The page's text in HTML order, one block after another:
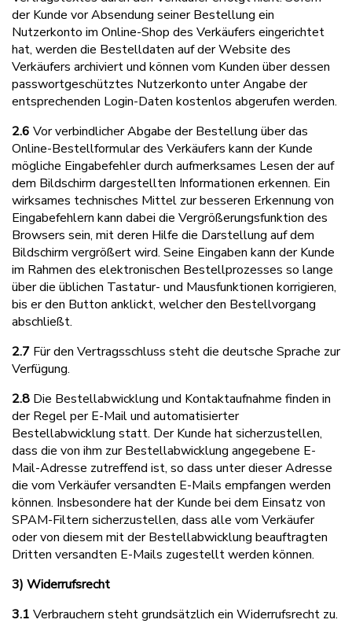
der Kunde vor Absendung seiner Bestellung ein
Nutzerkonto im Online-Shop des Verkäufers eingerichtet
hat, werden die Bestelldaten auf der Website des
Verkäufers archiviert und können vom Kunden über dessen
passwortgeschütztes Nutzerkonto unter Angabe der
entsprechenden Login-Daten kostenlos abgerufen werden.
2.6 Vor verbindlicher Abgabe der Bestellung über das
Online-Bestellformular des Verkäufers kann der Kunde
mögliche Eingabefehler durch aufmerksames Lesen der auf
dem Bildschirm dargestellten Informationen erkennen. Ein
wirksames technisches Mittel zur besseren Erkennung von
Eingabefehlern kann dabei die Vergrößerungsfunktion des
Browsers sein, mit deren Hilfe die Darstellung auf dem
Bildschirm vergrößert wird. Seine Eingaben kann der Kunde
im Rahmen des elektronischen Bestellprozesses so lange
über die üblichen Tastatur- und Mausfunktionen korrigieren,
bis er den Button anklickt, welcher den Bestellvorgang
abschließt.
2.7 Für den Vertragsschluss steht die deutsche Sprache zur
Verfügung.
2.8 Die Bestellabwicklung und Kontaktaufnahme finden in
der Regel per E-Mail und automatisierter
Bestellabwicklung statt. Der Kunde hat sicherzustellen,
dass die von ihm zur Bestellabwicklung angegebene E-
Mail-Adresse zutreffend ist, so dass unter dieser Adresse
die vom Verkäufer versandten E-Mails empfangen werden
können. Insbesondere hat der Kunde bei dem Einsatz von
SPAM-Filtern sicherzustellen, dass alle vom Verkäufer
oder von diesem mit der Bestellabwicklung beauftragten
Dritten versandten E-Mails zugestellt werden können.
3) Widerrufsrecht
3.1 Verbrauchern steht grundsätzlich ein Widerrufsrecht zu.